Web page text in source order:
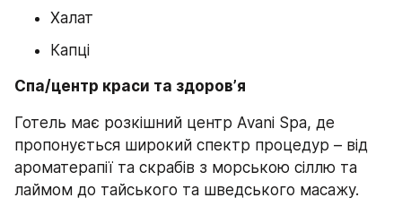
Халат
Капці
Спа/центр краси та здоровʼя
Готель має розкішний центр Avani Spa, де
пропонується широкий спектр процедур – від
ароматерапії та скрабів з морською сіллю та
лаймом до тайського та шведського масажу.